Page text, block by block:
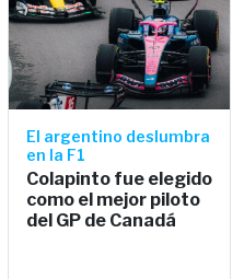
El argentino deslumbra
en la F1
Colapinto fue elegido
como el mejor piloto
del GP de Canadá